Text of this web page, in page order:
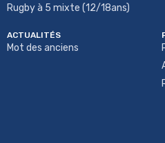
Rugby à 5 mixte (12/18ans)
ACTUALITÉS
Mot des anciens